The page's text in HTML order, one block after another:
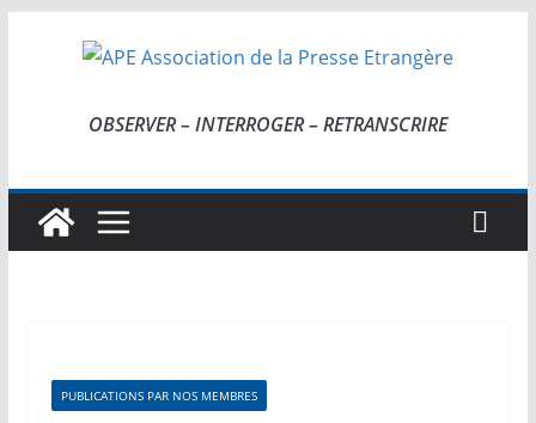
OBSERVER – INTERROGER – RETRANSCRIRE
PUBLICATIONS PAR NOS MEMBRES